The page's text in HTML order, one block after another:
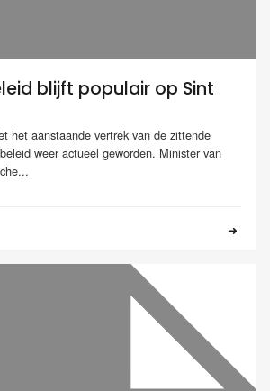
blijft populair op Sint
het aanstaande vertrek van de zittende
weer actueel geworden. Minister van